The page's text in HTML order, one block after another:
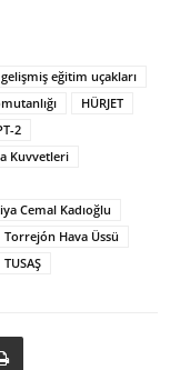
gelişmiş eğitim uçakları
HÜRJET
2
Kuvvetleri
Cemal Kadıoğlu
Torrejón Hava Üssü
TUSAŞ